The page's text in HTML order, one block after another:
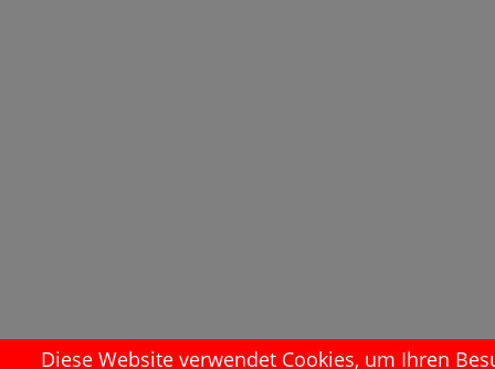
Diese Website verwendet Cookies, um Ihren